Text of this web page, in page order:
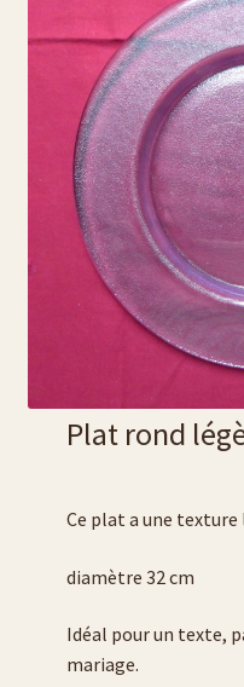
Plat rond
Ce plat a une
diamètre 32 cm
Idéal pour un texte,
mariage.